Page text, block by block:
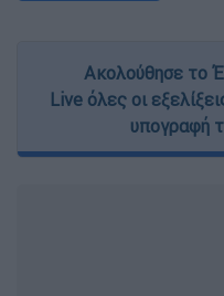
Ακολούθησε το
Live όλες οι
υπογραφή